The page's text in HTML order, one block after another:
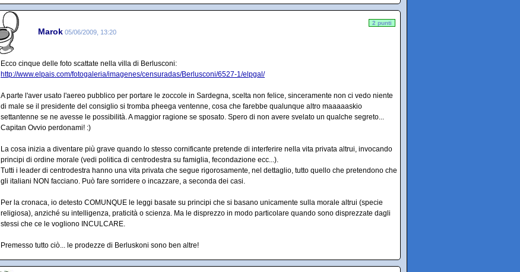
Marok 05/06/2009, 13:20
2 punti
Ecco cinque delle foto scattate nella villa di Berlusconi:
http://www.elpais.com/fotogaleria/imagenes/censuradas/Berlusconi/6527-1/elpgal/
A parte l'aver usato l'aereo pubblico per portare le zoccole in Sardegna, scelta non felice, sinceramente non ci vedo niente
di male se il presidente del consiglio si tromba pheega ventenne, cosa che farebbe qualunque altro maaaaaskio
settantenne se ne avesse le possibilità. A maggior ragione se sposato. Spero di non avere svelato un qualche segreto...
Capitan Ovvio perdonami! :)
La cosa inizia a diventare più grave quando lo stesso cornificante pretende di interferire nella vita privata altrui, invocando
principi di ordine morale (vedi politica di centrodestra su famiglia, fecondazione ecc...).
Tutti i leader di centrodestra hanno una vita privata che segue rigorosamente, nel dettaglio, tutto quello che pretendono che
gli italiani NON facciano. Può fare sorridere o incazzare, a seconda dei casi.
Per la cronaca, io detesto COMUNQUE le leggi basate su principi che si basano unicamente sulla morale altrui (specie
religiosa), anziché su intelligenza, praticità o scienza. Ma le disprezzo in modo particolare quando sono disprezzate dagli
stessi che ce le vogliono INCULCARE.
Premesso tutto ciò... le prodezze di Berluskoni sono ben altre!